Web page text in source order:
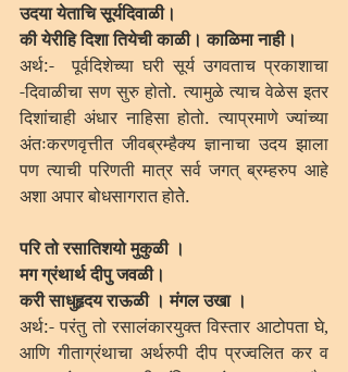
उदया येताचि सूर्यदिवाळी।
की येरीहि दिशा तियेची काळी। काळिमा नाही।
अर्थ:-  पूर्वदिशेच्या घरी सूर्य उगवताच प्रकाशाचा
-दिवाळीचा सण सुरु होतो. त्यामुळे त्याच वेळेस इतर
दिशांचाही अंधार नाहिसा होतो. त्याप्रमाणे ज्यांच्या
अंतःकरणवृत्तीत जीवब्रम्हैक्य ज्ञानाचा उदय झाला
पण त्याची परिणती मात्र सर्व जगत् ब्रम्हरुप आहे
अशा अपार बोधसागरात होतेे.
परि तो रसातिशयो मुकुळी ।
मग ग्रंथार्थ दीपु जवळी।
करी साधुहृदय राऊळी । मंगल उखा ।
अर्थ:- परंतु तो रसालंकारयुक्त विस्तार आटोपता घे,
आणि गीताग्रंथाचा अर्थरुपी दीप प्रज्वलित कर व